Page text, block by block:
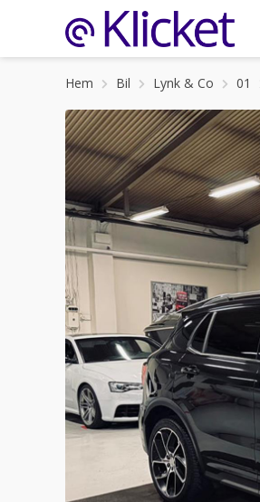
Hem Bil Lynk & Co 01